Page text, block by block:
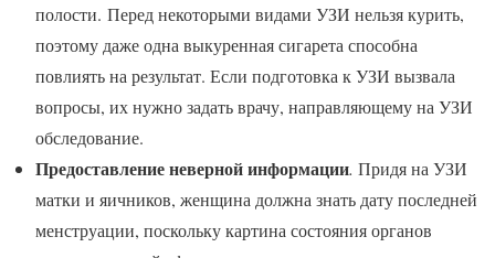
полости. Перед некоторыми видами УЗИ нельзя курить,
поэтому даже одна выкуренная сигарета способна
повлиять на результат. Если подготовка к УЗИ вызвала
вопросы, их нужно задать врачу, направляющему на УЗИ
обследование.
Предоставление неверной информации. Придя на УЗИ
матки и яичников, женщина должна знать дату последней
менструации, поскольку картина состояния органов